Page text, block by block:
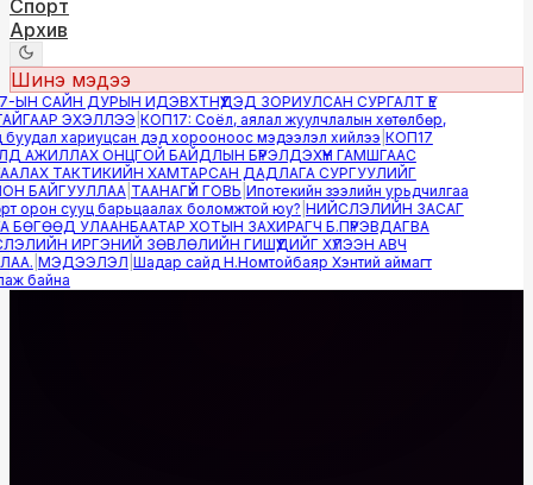
Спорт
Архив
Шинэ мэдээ
САЙН ДУРЫН ИДЭВХТНҮҮДЭД ЗОРИУЛСАН СУРГАЛТ ҮЕ
ЭХЭЛЛЭЭ|КОП17: Соёл, аялал жуулчлалын хөтөлбөр,
хариуцсан дэд хорооноос мэдээлэл хийлээ|КОП17
АЖИЛЛАХ ОНЦГОЙ БАЙДЛЫН БҮРЭЛДЭХҮҮН ГАМШГААС
ТАКТИКИЙН ХАМТАРСАН ДАДЛАГА СУРГУУЛИЙГ
БАЙГУУЛЛАА|ТААНАГҮЙ ГОВЬ|Ипотекийн зээлийн урьдчилгаа
орон сууц барьцаалах боломжтой юу?|НИЙСЛЭЛИЙН ЗАСАГ
УЛААНБААТАР ХОТЫН ЗАХИРАГЧ Б.ПҮРЭВДАГВА
ИРГЭНИЙ ЗӨВЛӨЛИЙН ГИШҮҮДИЙГ ХҮЛЭЭН АВЧ
|МЭДЭЭЛЭЛ|Шадар сайд Н.Номтойбаяр Хэнтий аймагт
байна